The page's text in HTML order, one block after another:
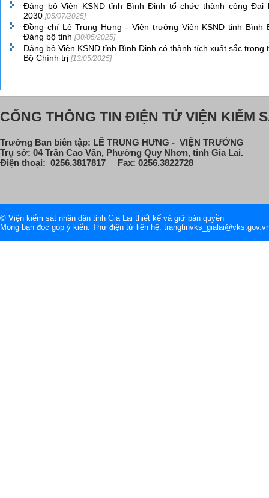
Đảng bộ Viện KSND tỉnh Bình Định tổ chức thành công
2030 [05/07/2025]
Đồng chí Lê Trung Hưng - Viện trưởng Viện KSND tỉnh Bình
Đảng bộ tỉnh [30/05/2025]
Đảng bộ Viện KSND tỉnh Bình Định có thành tích xuất sắc trong
Bộ Chính trị [13/05/2025]
CỔNG THÔNG TIN ĐIỆN TỬ VIỆN KIỂM
Trưởng Ban biên tập: LÊ TRUNG HƯNG - VIỆN TRƯỞNG
Trụ sở: 04 Trần Cao Vân, Phường Quy Nhơn, tỉnh Gia Lai.
Điện thoại: 0256.3817817 Fax: 0256.3822728
© Viện kiểm sát nhân dân tỉnh Gia Lai thiết kế và giữ bản quyền
Mong bạn đọc góp ý kiến. Thư điện tử liên hệ: